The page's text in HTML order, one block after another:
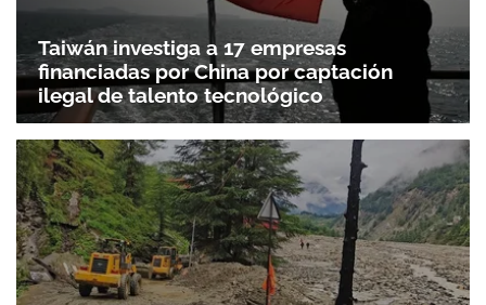
Taiwán investiga a 17 empresas
financiadas por China por captación
ilegal de talento tecnológico